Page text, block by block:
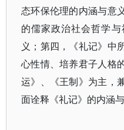
态环保伦理的内涵与意
的儒家政治社会哲学
义；第四，《礼记》中
心性情、培养君子人格
运》、《王制》为主，
面诠释《礼记》的内涵与